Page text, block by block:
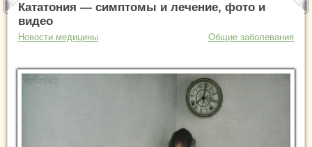
Кататония — симптомы и лечение, фото и
видео
Новости медицины Общие заболевания